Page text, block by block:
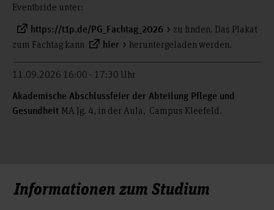
Eventbride unter:
https://t1p.de/PG_Fachtag_2026
zu finden. Das Plakat
zum Fachtag kann
hier heruntergeladen werden.
11.09.2026 16:00 - 17:30 Uhr
Akademische Abschlussfeier der Abteilung Pflege und
Gesundheit MA Jg. 4, in der Aula, Campus Kleefeld.
Informationen zum Studium